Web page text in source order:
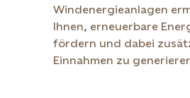
Windenergieanlagen
Ihnen, erneuerbare
fördern und dabei
Einnahmen zu